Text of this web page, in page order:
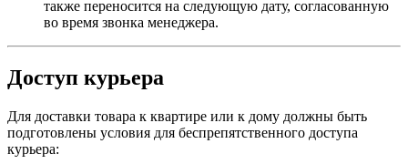
также переносится на следующую дату, согласованную
во время звонка менеджера.
Доступ курьера
Для доставки товара к квартире или к дому должны быть
подготовлены условия для беспрепятственного доступа
курьера: